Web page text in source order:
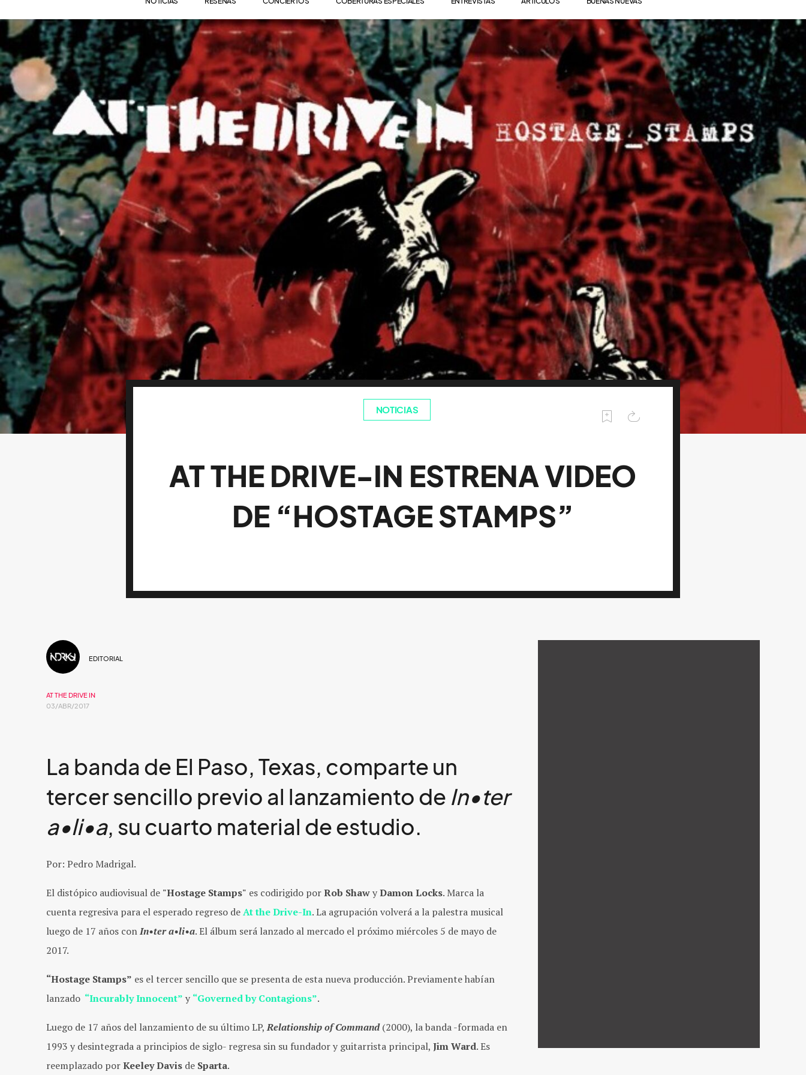
NOTICIAS
AT THE DRIVE-IN ESTRENA VIDEO
DE “HOSTAGE STAMPS”
EDITORIAL
AT THE DRIVE IN
03/ABR/2017
La banda de El Paso, Texas, comparte un
tercer sencillo previo al lanzamiento de In•ter
a•li•a, su cuarto material de estudio.
Por: Pedro Madrigal.
El distópico audiovisual de "Hostage Stamps" es codirigido porRob ShawyDamon Locks. Marca la
cuenta regresiva para el esperado regreso deAt the Drive-In. La agrupación volverá a la palestra musical
luego de 17 años conIn•ter a•li•a. El álbum será lanzado al mercado el próximo miércoles 5 de mayo de
2017.
“Hostage Stamps” es el tercer sencillo que se presenta de esta nueva producción. Previamente habían
lanzado “Incurably Innocent” y “Governed by Contagions”.
Luego de 17 años del lanzamiento de su último LP,Relationship of Command(2000), la banda -formada en
1993 y desintegrada a principios de siglo- regresa sin su fundador y guitarrista principal, Jim Ward. Es
reemplazado porKeeley Davis de Sparta.